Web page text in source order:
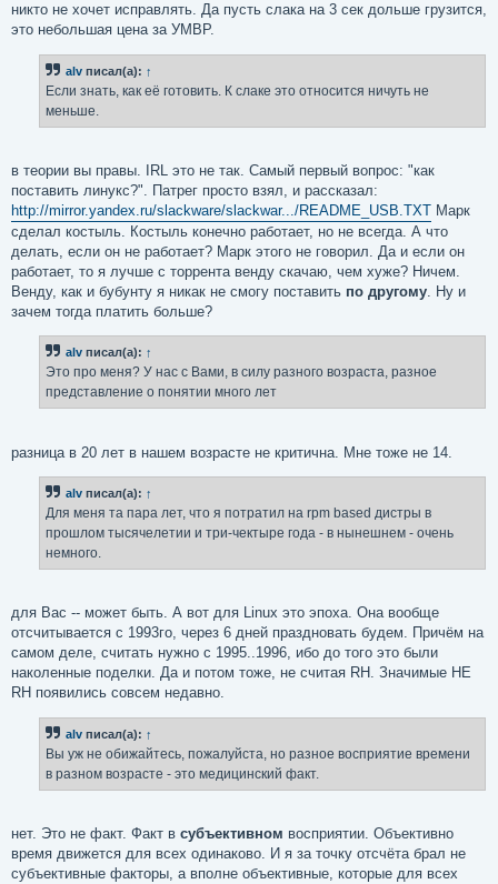
никто не хочет исправлять. Да пусть слака на 3 сек дольше грузится,
это небольшая цена за УМВР.
alv писал(а): ↑
Если знать, как её готовить. К слаке это относится ничуть не
меньше.
в теории вы правы. IRL это не так. Самый первый вопрос: "как
поставить линукс?". Патрег просто взял, и рассказал:
http://mirror.yandex.ru/slackware/slackwar.../README_USB.TXT Марк
сделал костыль. Костыль конечно работает, но не всегда. А что
делать, если он не работает? Марк этого не говорил. Да и если он
работает, то я лучше с торрента венду скачаю, чем хуже? Ничем.
Венду, как и бубунту я никак не смогу поставить по другому. Ну и
зачем тогда платить больше?
alv писал(а): ↑
Это про меня? У нас с Вами, в силу разного возраста, разное
представление о понятии много лет
разница в 20 лет в нашем возрасте не критична. Мне тоже не 14.
alv писал(а): ↑
Для меня та пара лет, что я потратил на rpm based дистры в
прошлом тысячелетии и три-чектыре года - в нынешнем - очень
немного.
для Вас -- может быть. А вот для Linux это эпоха. Она вообще
отсчитывается с 1993го, через 6 дней праздновать будем. Причём на
самом деле, считать нужно с 1995..1996, ибо до того это были
наколенные поделки. Да и потом тоже, не считая RH. Значимые НЕ
RH появились совсем недавно.
alv писал(а): ↑
Вы уж не обижайтесь, пожалуйста, но разное восприятие времени
в разном возрасте - это медицинский факт.
нет. Это не факт. Факт в субъективном восприятии. Объективно
время движется для всех одинаково. И я за точку отсчёта брал не
субъективные факторы, а вполне объективные, которые для всех